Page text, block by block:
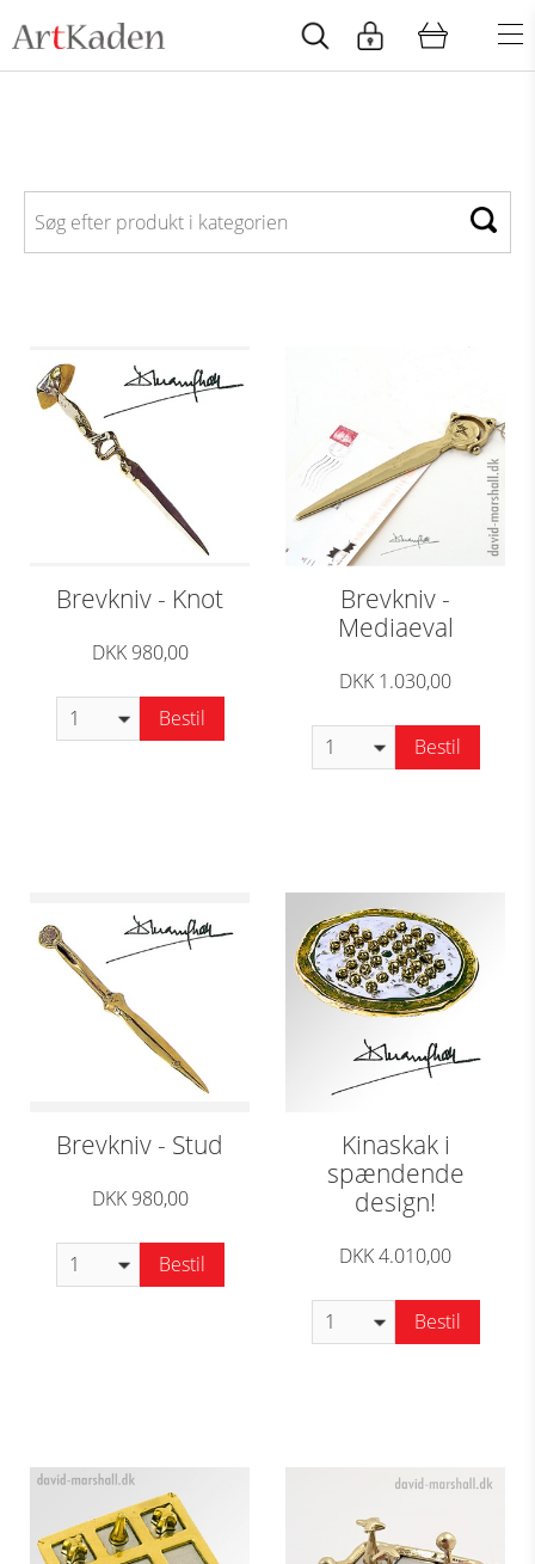
Brevkniv - Knot
DKK 980,00
Bestil
Brevkniv -
Mediaeval
DKK 1.030,00
Bestil
Brevkniv - Stud
DKK 980,00
Bestil
Kinaskak i
spændende
design!
DKK 4.010,00
Bestil